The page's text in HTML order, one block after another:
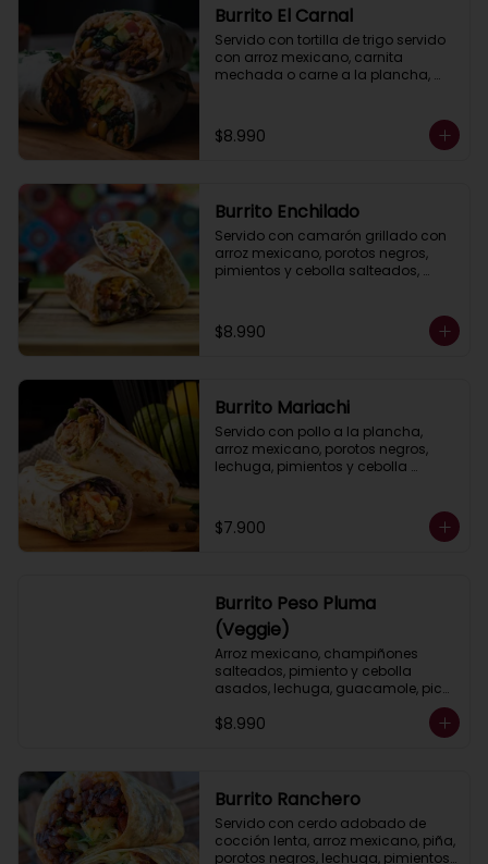
Burrito El Carnal
Servido con tortilla de trigo servido
con arroz mexicano, carnita
mechada o carne a la plancha,
ranch (crema ácida).
$8.990
Burrito Enchilado
Servido con camarón grillado con
arroz mexicano, porotos negros,
pimientos y cebolla salteados,
$8.990
Burrito Mariachi
Servido con pollo a la plancha,
arroz mexicano, porotos negros,
lechuga, pimientos y cebolla
$7.900
Burrito Peso Pluma
(Veggie)
Arroz mexicano, champiñones
salteados, pimiento y cebolla
asados, lechuga, guacamole, pico
ácida).
$8.990
Burrito Ranchero
Servido con cerdo adobado de
cocción lenta, arroz mexicano, piña,
porotos negros, lechuga, pimientos